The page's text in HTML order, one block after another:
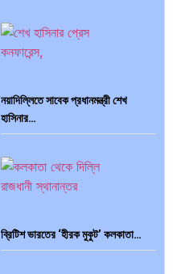
নয়াদিল্লিতে সাবেক প্রধানমন্ত্রী শেখ
হাসিনার…
ব্রিটিশ ভারতের ‘হীরক মুকুট’ কলকাতা…